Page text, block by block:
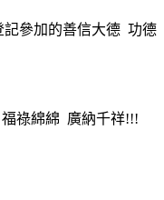
參加的善信大德 功德
祿綿綿 廣納千祥!!!